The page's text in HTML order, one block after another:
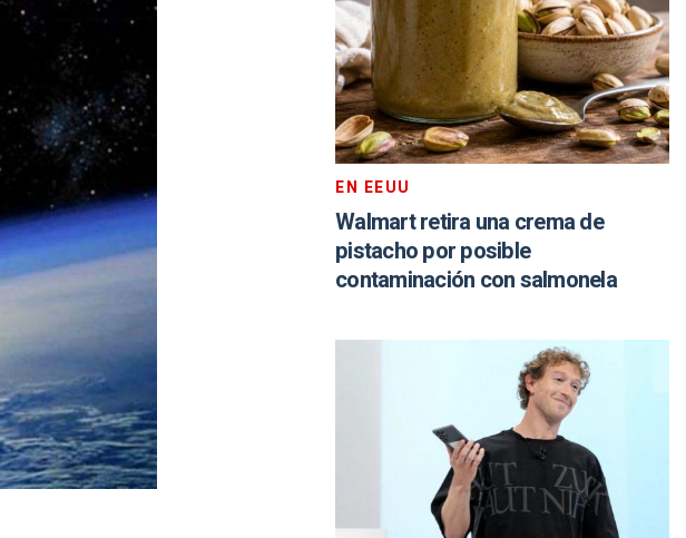
EN EEUU
Walmart retira una crema de
pistacho por posible
contaminación con salmonela